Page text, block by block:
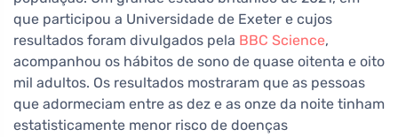
que participou a Universidade de Exeter e cujos
resultados foram divulgados pela BBC Science,
acompanhou os hábitos de sono de quase oitenta e oito
mil adultos. Os resultados mostraram que as pessoas
que adormeciam entre as dez e as onze da noite tinham
estatisticamente menor risco de doenças